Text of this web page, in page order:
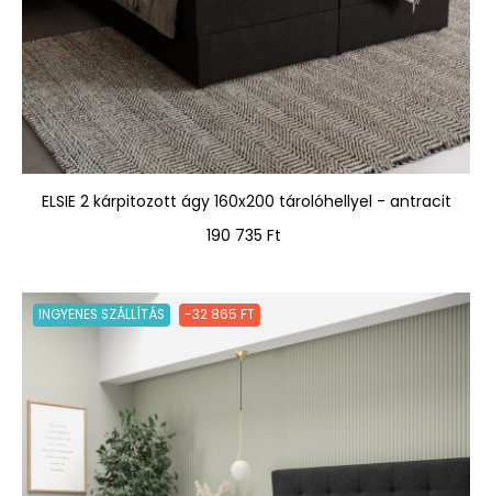
ELSIE 2 kárpitozott ágy 160x200 tárolóhellyel - antracit
Ár
190 735 Ft
INGYENES SZÁLLÍTÁS -32 865 FT